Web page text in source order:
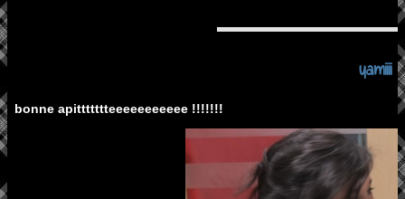
yamiiii
bonne apittttttteeeeeeeeeee !!!!!!!